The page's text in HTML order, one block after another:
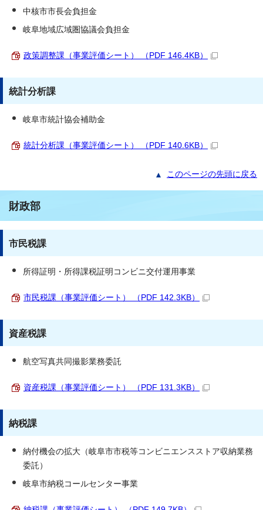
中核市市長会負担金
岐阜地域広域圏協議会負担金
政策調整課（事業評価シート） （PDF 146.4KB）
統計分析課
岐阜市統計協会補助金
統計分析課（事業評価シート） （PDF 140.6KB）
このページの先頭に戻る
財政部
市民税課
所得証明・所得課税証明コンビニ交付運用事業
市民税課（事業評価シート） （PDF 142.3KB）
資産税課
航空写真共同撮影業務委託
資産税課（事業評価シート） （PDF 131.3KB）
納税課
納付機会の拡大（岐阜市市税等コンビニエンスストア収納業務
委託）
岐阜市納税コールセンター事業